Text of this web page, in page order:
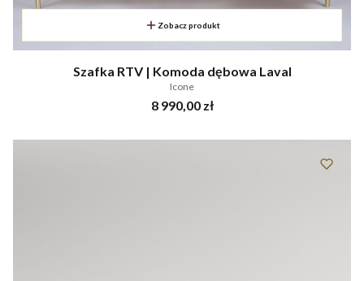
Zobacz produkt
Szafka RTV | Komoda dębowa Laval
Icone
Cena
8 990,00 zł